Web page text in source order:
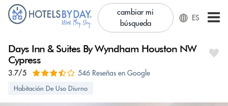
cambiar mi
búsqueda
ES
Days Inn & Suites By Wyndham Houston NW
Cypress
3.7/5 546 Reseñas en Google
Habitación De Uso Diurno